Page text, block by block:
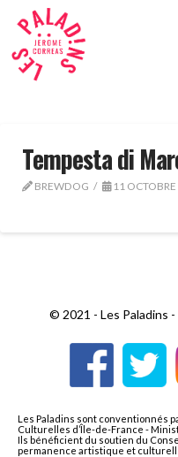
Tempesta di
BREWDOG 11
© 2021 - Les Paladins -
Les Paladins sont conventionnés
Culturelles d’Île-de-France -
Ils bénéficient du soutien du
permanence artistique et